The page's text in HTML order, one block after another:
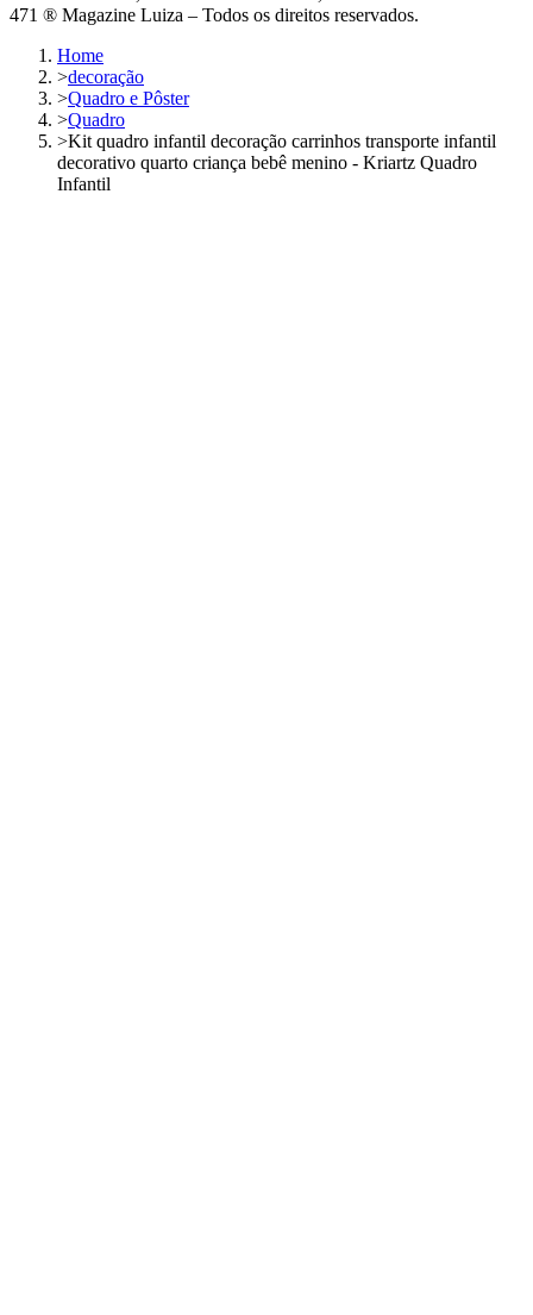
471 ® Magazine Luiza – Todos os direitos reservados.
Home
>decoração
>Quadro e Pôster
>Quadro
>Kit quadro infantil decoração carrinhos transporte infantil
decorativo quarto criança bebê menino - Kriartz Quadro
Infantil